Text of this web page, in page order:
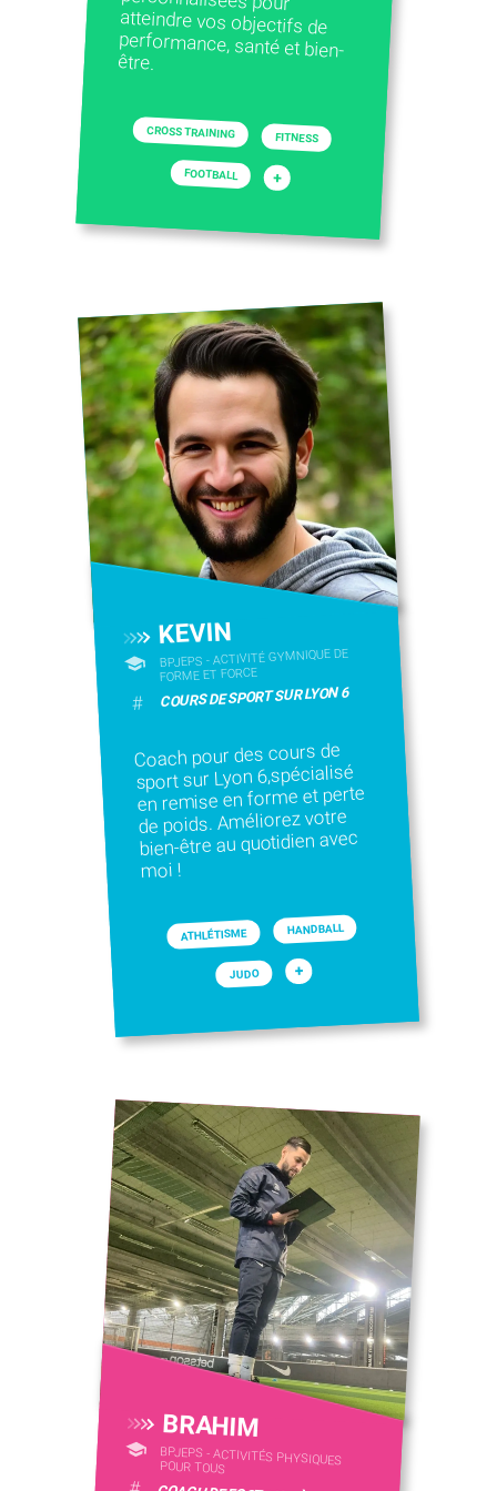
être.
CROSS TRAINING FITNESS
FOOTBALL +
KEVIN
BPJEPS - ACTIVITÉ GYMNIQUE DE
FORME ET FORCE
# COURS DE SPORT SUR LYON 6
Coach pour des cours de
sport sur Lyon 6,spécialisé
en remise en forme et perte
de poids. Améliorez votre
bien-être au quotidien avec
moi !
ATHLÉTISME HANDBALL
JUDO +
BRAHIM
BPJEPS - ACTIVITÉS PHYSIQUES
POUR TOUS